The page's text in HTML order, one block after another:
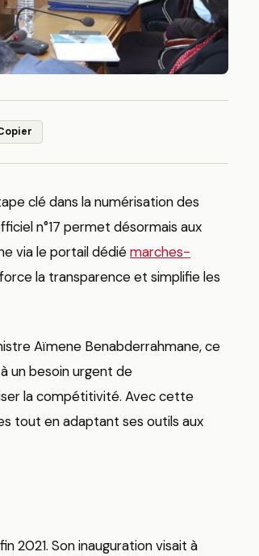
clé dans la numérisation des
n°17 permet désormais aux
via le portail dédiémarches-
la transparence et simplifie les
Aïmene Benabderrahmane, ce
un besoin urgent de
la compétitivité. Avec cette
tout en adaptant ses outils aux
2021. Son inauguration visait à